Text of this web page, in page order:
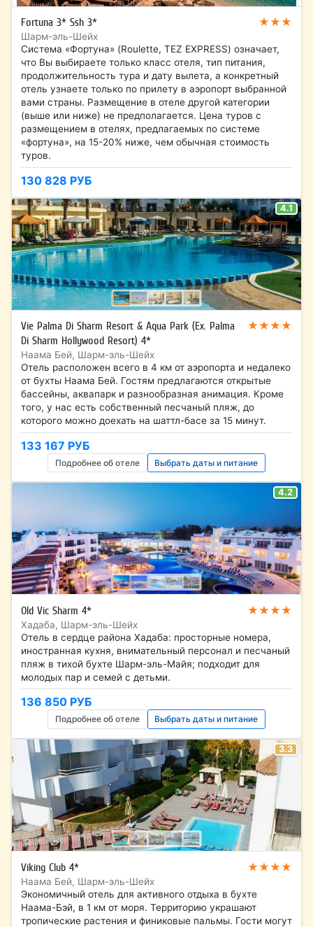
Fortuna 3* Ssh 3* ★★★
Шарм-эль-Шейх
Система «Фортуна» (Roulette, TEZ EXPRESS) означает,
что Вы выбираете только класс отеля, тип питания,
продолжительность тура и дату вылета, а конкретный
отель узнаете только по прилету в аэропорт выбранной
вами страны. Размещение в отеле другой категории
(выше или ниже) не предполагается. Цена туров c
размещением в отелях, предлагаемых по системе
«фортуна», на 15-20% ниже, чем обычная стоимость
туров.
130 828 РУБ
4.1
Vie Palma Di Sharm Resort & Aqua Park (Ex. Palma
Di Sharm Hollywood Resort) 4*
★★★★
Наама Бей, Шарм-эль-Шейх
Отель расположен всего в 4 км от аэропорта и недалеко
от бухты Наама Бей. Гостям предлагаются открытые
бассейны, аквапарк и разнообразная анимация. Кроме
того, у нас есть собственный песчаный пляж, до
которого можно доехать на шаттл-басе за 15 минут.
133 167 РУБ
Подробнее об отеле Выбрать даты и питание
4.2
Old Vic Sharm 4* ★★★★
Хадаба, Шарм-эль-Шейх
Отель в сердце района Хадаба: просторные номера,
иностранная кухня, внимательный персонал и песчаный
пляж в тихой бухте Шарм-эль-Майя; подходит для
молодых пар и семей с детьми.
136 850 РУБ
Подробнее об отеле Выбрать даты и питание
3.3
Viking Club 4* ★★★★
Наама Бей, Шарм-эль-Шейх
Экономичный отель для активного отдыха в бухте
Наама-Бэй, в 1 км от моря. Территорию украшают
тропические растения и финиковые пальмы. Гости могут